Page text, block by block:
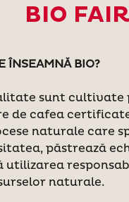
BIO
ÎNSEAMNĂ BIO?
sunt
de cafea
naturale care
păstrează
utilizarea
naturale.